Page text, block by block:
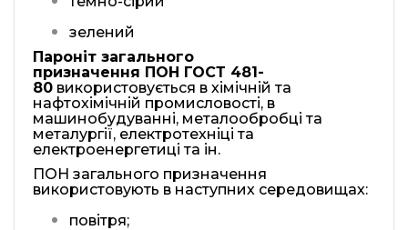
зелений
Пароніт загального
призначення ПОН ГОСТ 481-
80 використовується в хімічній та
нафтохімічній промисловості, в
машинобудуванні, металообробці та
металургії, електротехніці та
електроенергетиці та ін.
ПОН загального призначення
використовують в наступних середовищах:
повітря;